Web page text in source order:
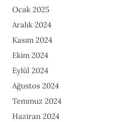
Ocak 2025
Aralık 2024
Kasım 2024
Ekim 2024
Eylül 2024
Ağustos 2024
Temmuz 2024
Haziran 2024